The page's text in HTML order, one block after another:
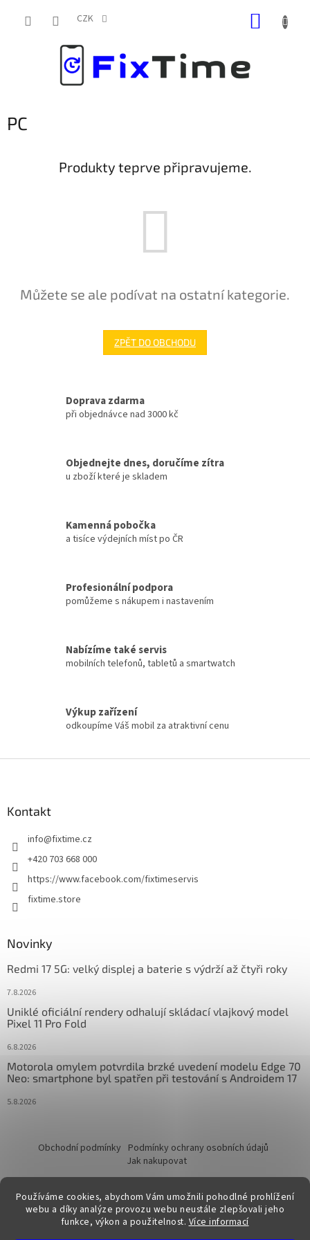
Používáme cookies, abychom Vám umožnili pohodlné prohlížení
webu a díky analýze provozu webu neustále zlepšovali jeho
funkce, výkon a použitelnost. Více informací
CZK
PC
Produkty teprve připravujeme.
Můžete se ale podívat na ostatní kategorie.
ZPĚT DO OBCHODU
Doprava zdarma
při objednávce nad 3000 kč
Objednejte dnes, doručíme zítra
u zboží které je skladem
Kamenná pobočka
a tisíce výdejních míst po ČR
Profesionální podpora
pomůžeme s nákupem i nastavením
Nabízíme také servis
mobilních telefonů, tabletů a smartwatch
Výkup zařízení
odkoupíme Váš mobil za atraktivní cenu
Kontakt
info@fixtime.cz
+420 703 668 000
https://www.facebook.com/fixtimeservis
fixtime.store
Novinky
Redmi 17 5G: velký displej a baterie s výdrží až čtyři roky
7.8.2026
Uniklé oficiální rendery odhalují skládací vlajkový model
Pixel 11 Pro Fold
6.8.2026
Motorola omylem potvrdila brzké uvedení modelu Edge 70
Neo: smartphone byl spatřen při testování s Androidem 17
5.8.2026
Obchodní podmínky Podmínky ochrany osobních údajů
Jak nakupovat
Vytvořil Shoptet